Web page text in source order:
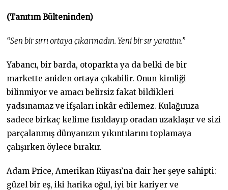
(Tanıtım Bülteninden)
“Sen bir sırrı ortaya çıkarmadın. Yeni bir sır yarattın.”
Yabancı, bir barda, otoparkta ya da belki de bir
markette aniden ortaya çıkabilir. Onun kimliği
bilinmiyor ve amacı belirsiz fakat bildikleri
yadsınamaz ve ifşaları inkâr edilemez. Kulağınıza
sadece birkaç kelime fısıldayıp oradan uzaklaşır ve sizi
parçalanmış dünyanızın yıkıntılarını toplamaya
çalışırken öylece bırakır.
Adam Price, Amerikan Rüyası’na dair her şeye sahipti:
güzel bir eş, iki harika oğul, iyi bir kariyer ve